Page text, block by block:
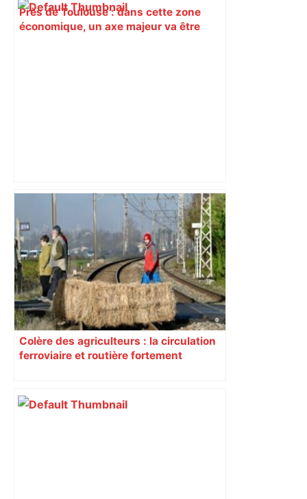
Près de Toulouse : dans cette zone
économique, un axe majeur va être
Mort mystérieuse près de Toulouse :
une émission de M6 revient sur l'affaire
Christian Abraham, retrouvé la gorge
tranchée et recouvert de feuilles il y a
deux ans – ladepeche.fr
Colère des agriculteurs : la circulation
ferroviaire et routière fortement